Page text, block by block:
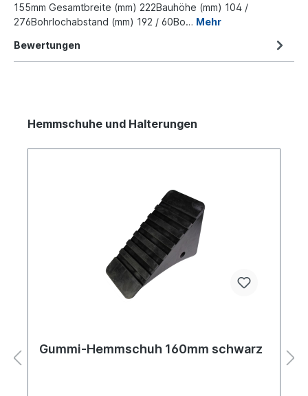
155mm Gesamtbreite (mm) 222Bauhöhe (mm) 104 /
276Bohrlochabstand (mm) 192 / 60Bo… Mehr
Bewertungen
Hemmschuhe und Halterungen
Gummi-Hemmschuh 160mm schwarz